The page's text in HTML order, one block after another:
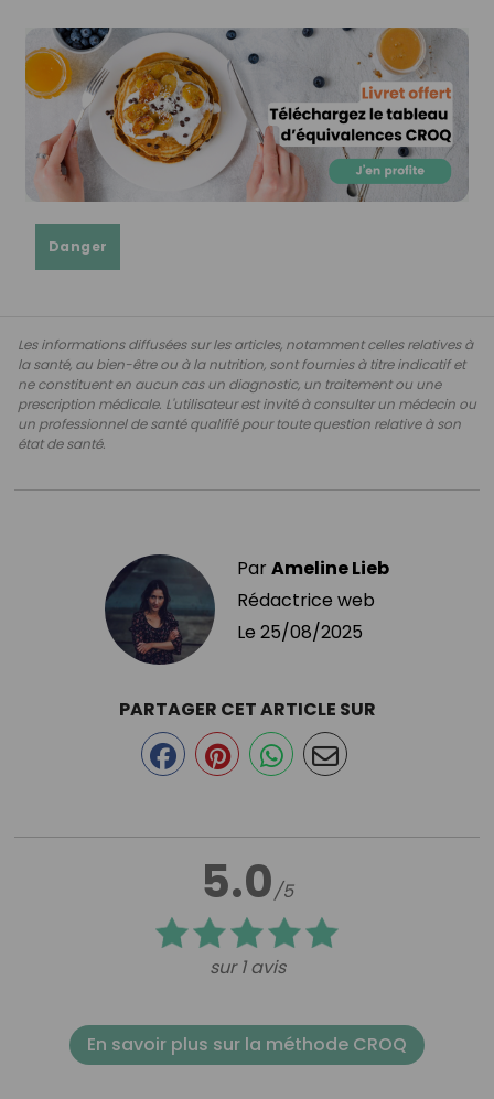
Danger
Les informations diffusées sur les articles, notamment celles relatives à
la santé, au bien-être ou à la nutrition, sont fournies à titre indicatif et
ne constituent en aucun cas un diagnostic, un traitement ou une
prescription médicale. L'utilisateur est invité à consulter un médecin ou
un professionnel de santé qualifié pour toute question relative à son
état de santé.
ParAmeline Lieb
Rédactrice web
Le 25/08/2025
5.0/5
sur 1 avis
PARTAGER CET ARTICLE SUR
En savoir plus sur la méthode CROQ